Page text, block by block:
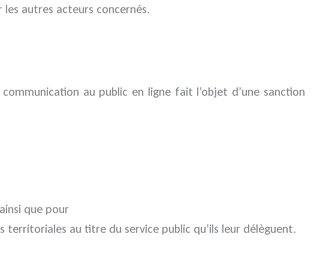
autres acteurs concernés.
au public en ligne fait l’objet d’une sanction
que pour
territoriales au titre du service public qu’ils leur délèguent.